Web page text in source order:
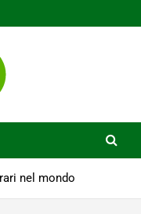
nel mondo